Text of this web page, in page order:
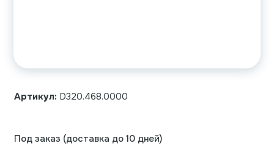
Артикул: D320.468.0000
Под заказ (доставка до 10 дней)